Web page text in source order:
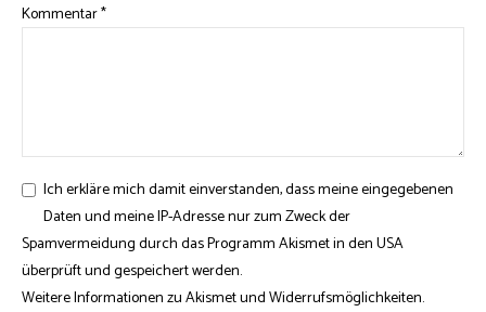
Kommentar*
Ich erkläre mich damit einverstanden, dass meine eingegebenen
Daten und meine IP-Adresse nur zum Zweck der
Spamvermeidung durch das ProgrammAkismetin den USA
überprüft und gespeichert werden.
Weitere Informationen zu Akismet und Widerrufsmöglichkeiten.